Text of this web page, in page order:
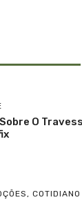
O
, COTIDIANO